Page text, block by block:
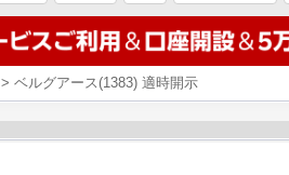
> ベルグアース(1383) 適時開示